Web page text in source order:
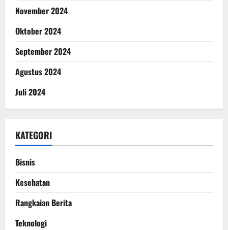
November 2024
Oktober 2024
September 2024
Agustus 2024
Juli 2024
KATEGORI
Bisnis
Kesehatan
Rangkaian Berita
Teknologi